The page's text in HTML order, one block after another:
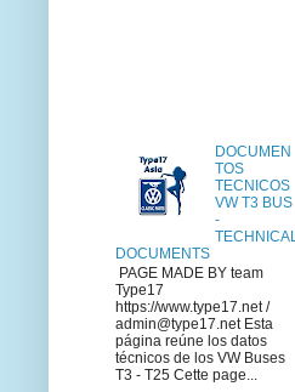
DOCUMEN
TOS
TECNICOS
VW T3 BUS
-
TECHNICAL
DOCUMENTS
PAGE MADE BY team
Type17
https://www.type17.net /
admin@type17.net Esta
página reúne los datos
técnicos de los VW Buses
T3 - T25 Cette page...